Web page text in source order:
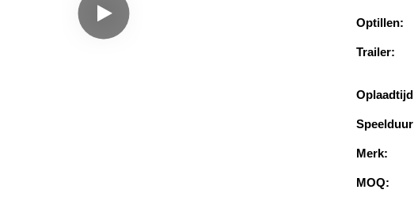
Optillen:
Trailer:
Merk:
MOQ: